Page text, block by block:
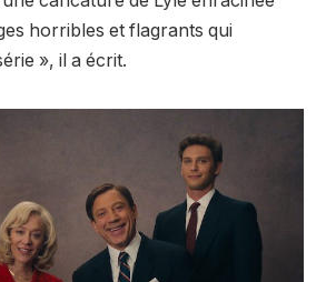
horribles et flagrants qui
», il a écrit.